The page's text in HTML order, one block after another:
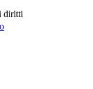
diritti